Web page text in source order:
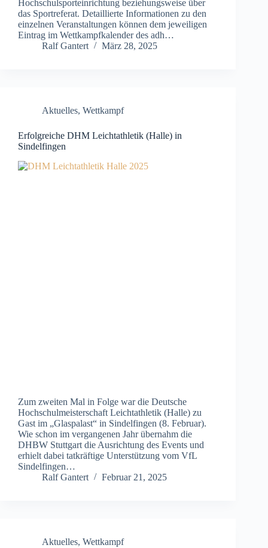
Hochschulsporteinrichtung beziehungsweise über
das Sportreferat. Detaillierte Informationen zu den
einzelnen Veranstaltungen können dem jeweiligen
Eintrag im Wettkampfkalender des adh…
Ralf Gantert
März 28, 2025
Aktuelles, Wettkampf
Erfolgreiche DHM Leichtathletik (Halle) in
Sindelfingen
Zum zweiten Mal in Folge war die Deutsche
Hochschulmeisterschaft Leichtathletik (Halle) zu
Gast im „Glaspalast“ in Sindelfingen (8. Februar).
Wie schon im vergangenen Jahr übernahm die
DHBW Stuttgart die Ausrichtung des Events und
erhielt dabei tatkräftige Unterstützung vom VfL
Sindelfingen…
Ralf Gantert
Februar 21, 2025
Aktuelles, Wettkampf